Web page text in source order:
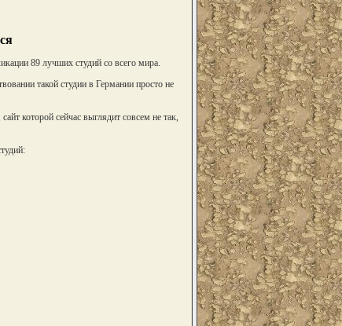
89 лучших студий со всего мира.
такой студии в Германии просто не
которой сейчас выглядит совсем не так,